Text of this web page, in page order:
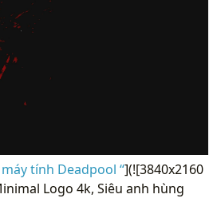
tính Deadpool “](![3840x2160
Logo 4k, Siêu anh hùng